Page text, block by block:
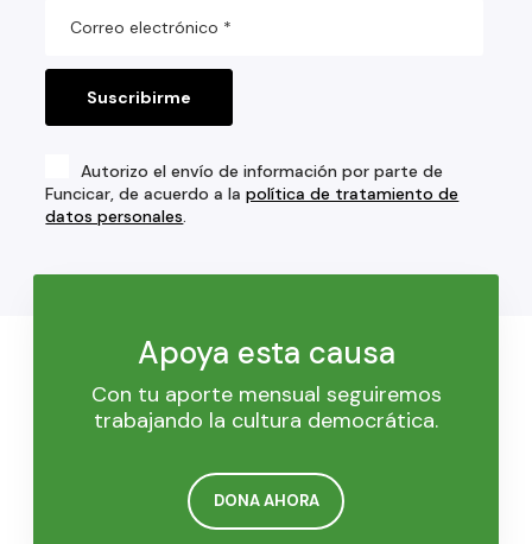
Autorizo el envío de información por parte de
Funcicar, de acuerdo a lapolítica de tratamiento de
datos personales.
Apoya esta causa
Con tu aporte mensual seguiremos
trabajando la cultura democrática.
DONA AHORA